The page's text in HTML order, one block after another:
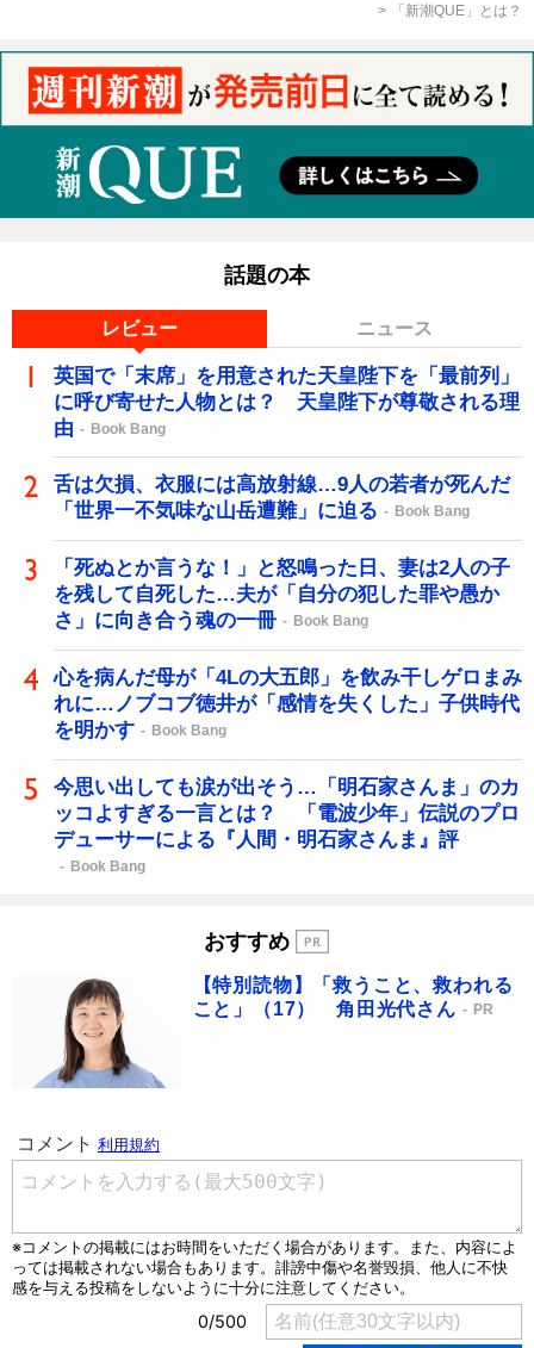
「新潮QUE」とは？
話題の本
レビュー ニュース
英国で「末席」を用意された天皇陛下を「最前列」
に呼び寄せた人物とは？ 天皇陛下が尊敬される理
由
Book Bang
舌は欠損、衣服には高放射線…9人の若者が死んだ
「世界一不気味な山岳遭難」に迫る
Book Bang
「死ぬとか言うな！」と怒鳴った日、妻は2人の子
を残して自死した…夫が「自分の犯した罪や愚か
さ」に向き合う魂の一冊
Book Bang
心を病んだ母が「4Lの大五郎」を飲み干しゲロまみ
れに…ノブコブ徳井が「感情を失くした」子供時代
を明かす
Book Bang
今思い出しても涙が出そう…「明石家さんま」のカ
ッコよすぎる一言とは？ 「電波少年」伝説のプロ
デューサーによる『人間・明石家さんま』評
Book Bang
おすすめ
【特別読物】「救うこと、救われる
こと」（17） 角田光代さん
PR